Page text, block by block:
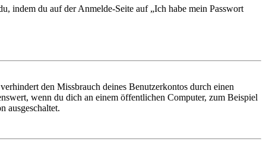
indem du auf der Anmelde-Seite auf „Ich habe mein Passwort
den Missbrauch deines Benutzerkontos durch einen
wenn du dich an einem öffentlichen Computer, zum Beispiel
ausgeschaltet.